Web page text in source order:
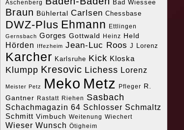
Aschenberg Bad Wiessee
Braun Bühlertal Carlsen Chessbase
DWZ-Plus Ehmann Ettlingen
Gernsbach Gorges Gottwald Heinz Held
Hörden Iffezheim Jean-Luc Roos J Lorenz
Karcher Karlsruhe Kick Kloska
Klumpp Kresovic Lichess Lorenz
Meister Petz Meko Metz Pfleger R.
Gantner
Rastatt Riehen Sasbach
Schachmagazin 64 Schlosser Schmaltz
Schmitt Vimbuch Weitenung Wiechert
Wieser Wunsch Ötigheim